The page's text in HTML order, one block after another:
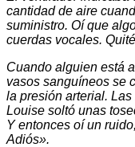
cantidad de aire
suministro. Oí que
cuerdas vocales.
Cuando alguien está
vasos sanguíneos se
la presión arterial.
Louise soltó unas
Y entonces oí un
Adiós».